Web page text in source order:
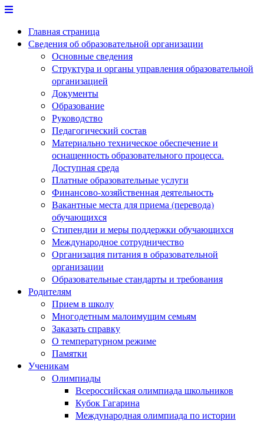
Перейти
содержимому
Главная страница
Сведения об образовательной организации
Основные сведения
Структура и органы управления образовательной
организацией
Документы
Образование
Руководство
Педагогический состав
Материально техническое обеспечение и
оснащенность образовательного процесса.
Доступная среда
Платные образовательные услуги
Финансово-хозяйственная деятельность
Вакантные места для приема (перевода)
обучающихся
Стипендии и меры поддержки обучающихся
Международное сотрудничество
Организация питания в образовательной
организации
Образовательные стандарты и требования
Родителям
Прием в школу
Многодетным малоимущим семьям
Заказать справку
О температурном режиме
Памятки
Ученикам
Олимпиады
Всероссийская олимпиада школьников
Кубок Гагарина
Международная олимпиада по истории